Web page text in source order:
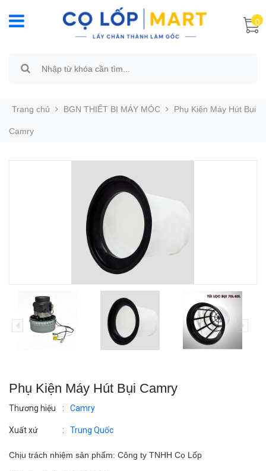
0
Trang chủ BGN THIẾT BỊ MÁY MÓC Phụ Kiện Máy Hút Bụi
Camry
Phụ Kiện Máy Hút Bụi Camry
Thương hiệu : Camry
Xuất xứ : Trung Quốc
Chịu trách nhiệm sản phẩm: Công ty TNHH Cọ Lốp